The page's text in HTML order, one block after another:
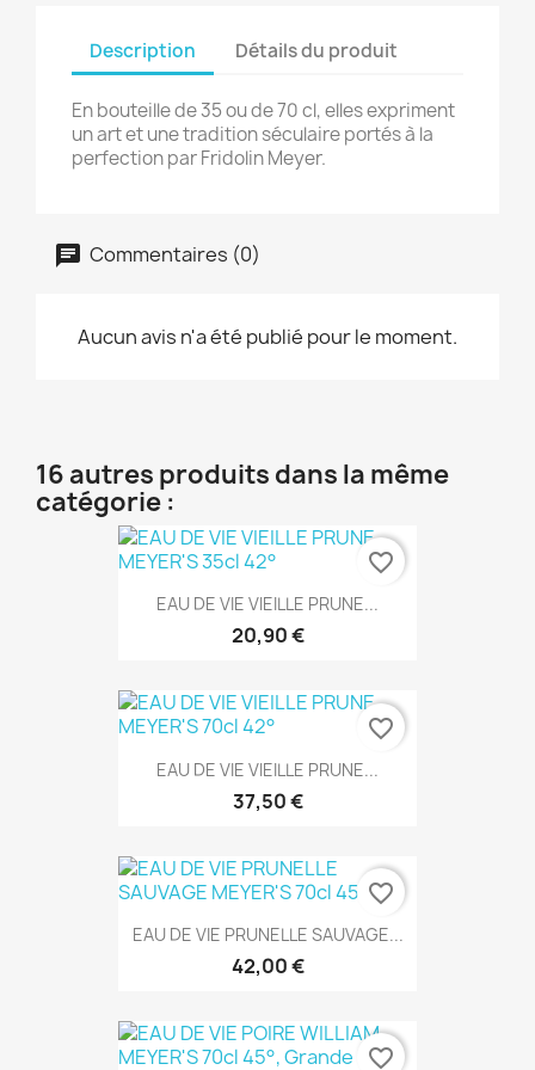
Description Détails du produit
En bouteille de 35 ou de 70 cl, elles expriment
un art et une tradition séculaire portés à la
perfection par Fridolin Meyer.
Commentaires (0)
Aucun avis n'a été publié pour le moment.
16 autres produits dans la même
catégorie :
EAU DE VIE VIEILLE PRUNE...
20,90 €
favorite_border
EAU DE VIE VIEILLE PRUNE...
37,50 €
favorite_border
EAU DE VIE PRUNELLE SAUVAGE...
42,00 €
favorite_border
favorite_border